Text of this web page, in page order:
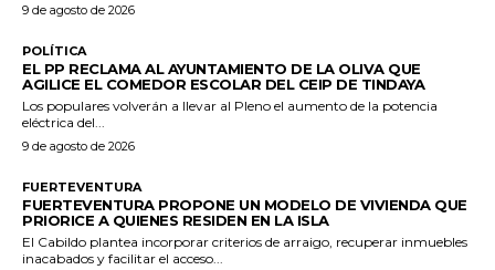
9 de agosto de 2026
POLÍTICA
EL PP RECLAMA AL AYUNTAMIENTO DE LA OLIVA QUE
AGILICE EL COMEDOR ESCOLAR DEL CEIP DE TINDAYA
Los populares volverán a llevar al Pleno el aumento de la potencia
eléctrica del...
9 de agosto de 2026
FUERTEVENTURA
FUERTEVENTURA PROPONE UN MODELO DE VIVIENDA QUE
PRIORICE A QUIENES RESIDEN EN LA ISLA
El Cabildo plantea incorporar criterios de arraigo, recuperar inmuebles
inacabados y facilitar el acceso...